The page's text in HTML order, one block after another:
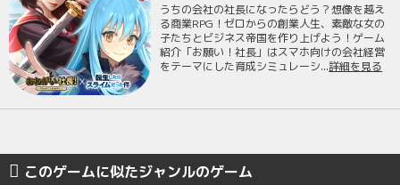
うちの会社の社長になったらどう？想像を越え
る商業RPG！ゼロからの創業人生、素敵な女の
子たちとビジネス帝国を作り上げよう！ゲーム
紹介「お願い！社長」はスマホ向けの会社経営
をテーマにした育成シミュレーシ...詳細を見る
このゲームに似たジャンルのゲーム